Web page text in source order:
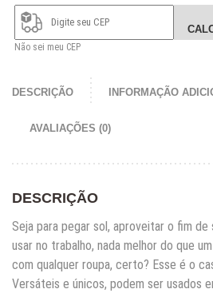
Não sei meu CEP
DESCRIÇÃO INFORMAÇÃO
AVALIAÇÕES (0)
DESCRIÇÃO
Seja para pegar sol, aproveitar o fim de
usar no trabalho, nada melhor do que
com qualquer roupa, certo? Esse é o
Versáteis e únicos, podem ser usados